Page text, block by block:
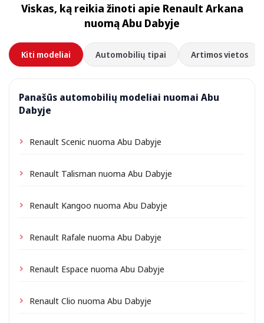
priklausomai nuo vietos gali būti taikomas nedidelis
pristatymo mokestis, visada nurodomas iš anksto.
Viskas, ką reikia žinoti apie Renault Arkana
nuomą Abu Dabyje
Kiti modeliai Automobilių tipai Artimos vietos
Panašūs automobilių modeliai nuomai Abu
Dabyje
Renault Scenic nuoma Abu Dabyje
Renault Talisman nuoma Abu Dabyje
Renault Kangoo nuoma Abu Dabyje
Renault Rafale nuoma Abu Dabyje
Renault Espace nuoma Abu Dabyje
Renault Clio nuoma Abu Dabyje